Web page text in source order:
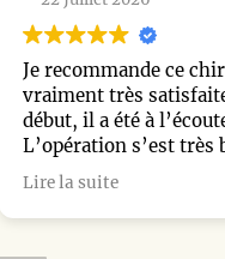
fermés. Je suis
Dès le
et rassurant.
et, à ma grande
bleu après
ce que